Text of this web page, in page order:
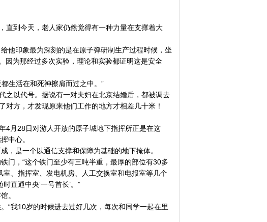
到今天，老人家仍然觉得有一种力量在支撑着大
印象最为深刻的是在原子弹研制生产过程时候，坐
因为那经过多次实验，理论和实验都证明这是安全
生活在和死神擦肩而过之中。”
以代号。据说有一对夫妇在北京结婚后，都被调去
方，才发现原来他们工作的地方才相差几十米！
月28日对游人开放的原子城地下指挥所正是在这
中心。
是一个以通信支撑和保障为基础的地下掩体。
，“这个铁门至少有三吨半重，最厚的部位有30多
、指挥室、发电机房、人工交换室和电报室等几个
直通中央‘一号首长’。”
。
我10岁的时候进去过好几次，每次和同学一起在里